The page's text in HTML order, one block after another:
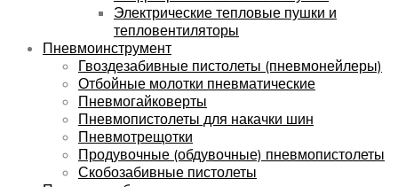
Электрические тепловые пушки и
тепловентиляторы
Пневмоинструмент
Гвоздезабивные пистолеты (пневмонейлеры)
Отбойные молотки пневматические
Пневмогайковерты
Пневмопистолеты для накачки шин
Пневмотрещотки
Продувочные (обдувочные) пневмопистолеты
Скобозабивные пистолеты